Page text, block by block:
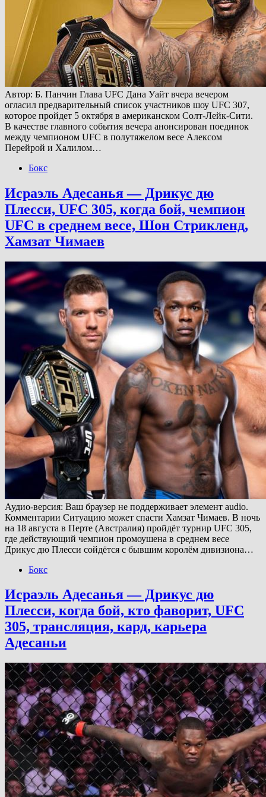
Автор: Б. Панчин Глава UFC Дана Уайт вчера вечером
огласил предварительный список участников шоу UFC 307,
которое пройдет 5 октября в американском Солт-Лейк-Сити.
В качестве главного события вечера анонсирован поединок
между чемпионом UFC в полутяжелом весе Алексом
Перейрой и Халилом…
Бокс
Исраэль Адесанья — Дрикус дю
Плесси, UFC 305, когда бой, чемпион
UFC в среднем весе, Шон Стрикленд,
Хамзат Чимаев
Аудио-версия: Ваш браузер не поддерживает элемент audio.
Комментарии Ситуацию может спасти Хамзат Чимаев. В ночь
на 18 августа в Перте (Австралия) пройдёт турнир UFC 305,
где действующий чемпион промоушена в среднем весе
Дрикус дю Плесси сойдётся с бывшим королём дивизиона…
Бокс
Исраэль Адесанья — Дрикус дю
Плесси, когда бой, кто фаворит, UFC
305, трансляция, кард, карьера
Адесаньи